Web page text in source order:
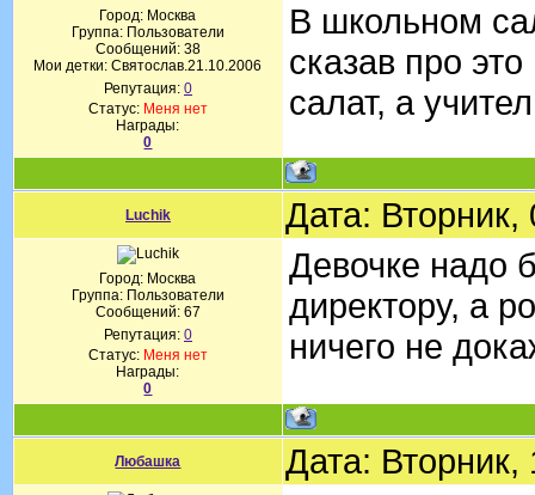
Город: Москва
Группа: Пользователи
Сообщений: 38
Мои детки: Святослав.21.10.2006
Репутация: 0
Статус: Меня нет
Награды:
0
В школьном
сказав про
салат, а
Luchik Дата:
Город: Москва
Группа: Пользователи
Сообщений: 67
Репутация: 0
Статус: Меня нет
Награды:
0
Девочке надо
директору, а
ничего не
Любашка Дата: